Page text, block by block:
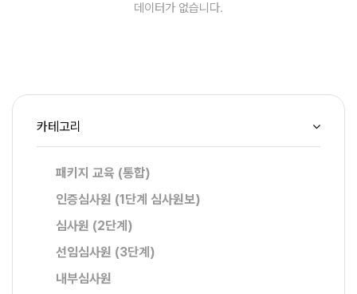
데이터가 없습니다.
카테고리
패키지 교육 (통합)
인증심사원 (1단계 심사원보)
심사원 (2단계)
선임심사원 (3단계)
내부심사원